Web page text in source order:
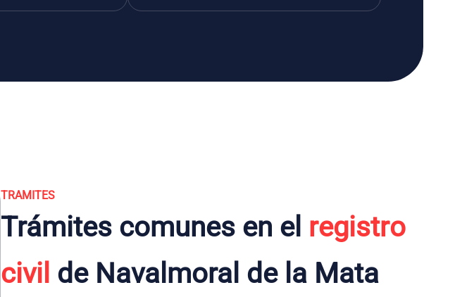
TRAMITES
Trámites comunes en el registro
civil de Navalmoral de la Mata